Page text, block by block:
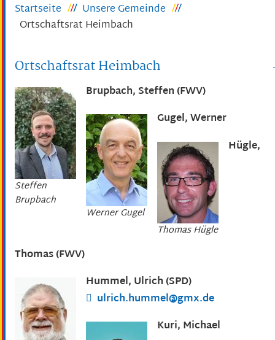
Startseite
Unsere Gemeinde
Ortschaftsrat Heimbach
Ortschaftsrat Heimbach
Steffen
Brupbach
Brupbach, Steffen (FWV)
Werner Gugel
Gugel, Werner
Thomas Hügle
Hügle,
Thomas (FWV)
Hummel, Ulrich (SPD)
ulrich.hummel@gmx.de
Kuri, Michael